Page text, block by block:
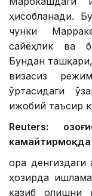
ҳисобланади.
чунки
сайёҳлик ва
Бундан
визасиз
ўртасидаги
ижобий таъсир
Reuters:
камайтирмоқда
Қора
ҳозирда
қазиб олишни